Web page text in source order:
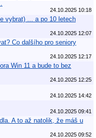
24.10.2025 10:18
vybrat) ... a po 10 letech
24.10.2025 12:07
Co dalšího pro seniory
24.10.2025 12:17
Win 11 a bude to bez
24.10.2025 12:25
24.10.2025 14:42
24.10.2025 09:41
A to až natolik, že máš u
24.10.2025 09:52